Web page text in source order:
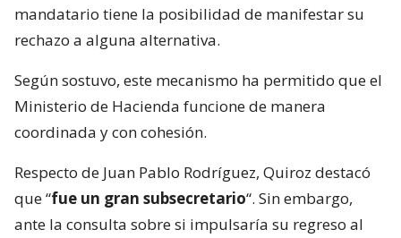
mandatario tiene la posibilidad de manifestar su
rechazo a alguna alternativa.
Según sostuvo, este mecanismo ha permitido que el
Ministerio de Hacienda funcione de manera
coordinada y con cohesión.
Respecto de Juan Pablo Rodríguez, Quiroz destacó
que “fue un gran subsecretario“. Sin embargo,
ante la consulta sobre si impulsaría su regreso al